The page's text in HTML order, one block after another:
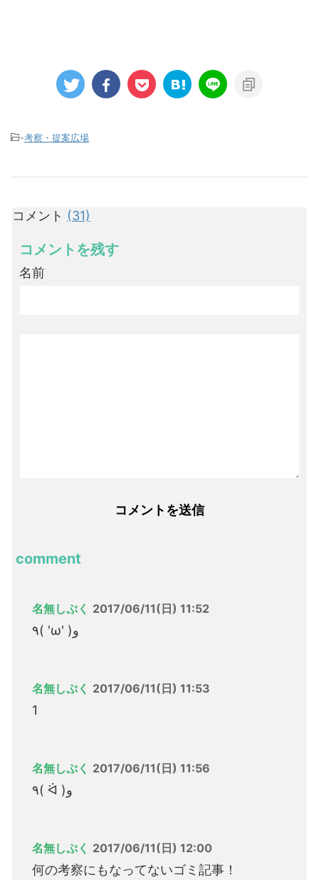
-考察・提案広場
コメント (31)
コメントを残す
名前
comment
名無しぷく 2017/06/11(日) 11:52
٩( 'ω' )و
名無しぷく 2017/06/11(日) 11:53
1
名無しぷく 2017/06/11(日) 11:56
٩( ᐛ )و
名無しぷく 2017/06/11(日) 12:00
何の考察にもなってないゴミ記事！